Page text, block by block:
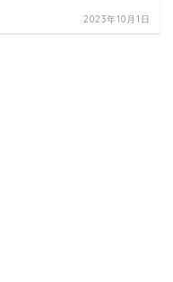
2023年10月1日